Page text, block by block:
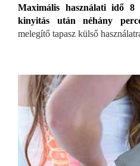
Maximális használati idő
kinyitás után néhány
melegítő tapasz külső